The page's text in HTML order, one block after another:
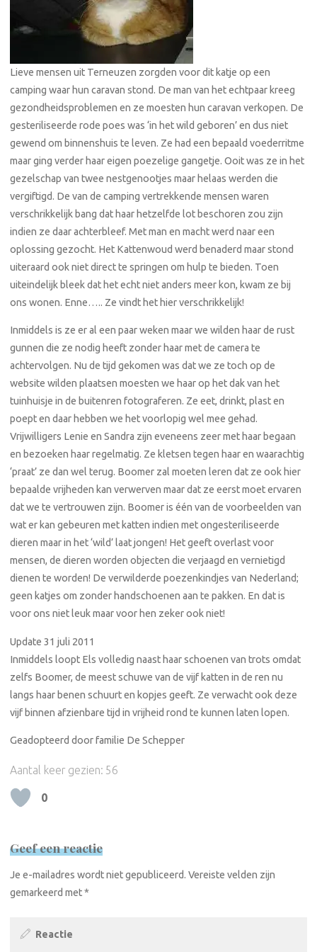
Lieve mensen uit Terneuzen zorgden voor dit katje op een
camping waar hun caravan stond. De man van het echtpaar kreeg
gezondheidsproblemen en ze moesten hun caravan verkopen. De
gesteriliseerde rode poes was ‘in het wild geboren’ en dus niet
gewend om binnenshuis te leven. Ze had een bepaald voederritme
maar ging verder haar eigen poezelige gangetje. Ooit was ze in het
gezelschap van twee nestgenootjes maar helaas werden die
vergiftigd. De van de camping vertrekkende mensen waren
verschrikkelijk bang dat haar hetzelfde lot beschoren zou zijn
indien ze daar achterbleef. Met man en macht werd naar een
oplossing gezocht. Het Kattenwoud werd benaderd maar stond
uiteraard ook niet direct te springen om hulp te bieden. Toen
uiteindelijk bleek dat het echt niet anders meer kon, kwam ze bij
ons wonen. Enne….. Ze vindt het hier verschrikkelijk!
Inmiddels is ze er al een paar weken maar we wilden haar de rust
gunnen die ze nodig heeft zonder haar met de camera te
achtervolgen. Nu de tijd gekomen was dat we ze toch op de
website wilden plaatsen moesten we haar op het dak van het
tuinhuisje in de buitenren fotograferen. Ze eet, drinkt, plast en
poept en daar hebben we het voorlopig wel mee gehad.
Vrijwilligers Lenie en Sandra zijn eveneens zeer met haar begaan
en bezoeken haar regelmatig. Ze kletsen tegen haar en waarachtig
‘praat’ ze dan wel terug. Boomer zal moeten leren dat ze ook hier
bepaalde vrijheden kan verwerven maar dat ze eerst moet ervaren
dat we te vertrouwen zijn. Boomer is één van de voorbeelden van
wat er kan gebeuren met katten indien met ongesteriliseerde
dieren maar in het ‘wild’ laat jongen! Het geeft overlast voor
mensen, de dieren worden objecten die verjaagd en vernietigd
dienen te worden! De verwilderde poezenkindjes van Nederland;
geen katjes om zonder handschoenen aan te pakken. En dat is
voor ons niet leuk maar voor hen zeker ook niet!
Update 31 juli 2011
Inmiddels loopt Els volledig naast haar schoenen van trots omdat
zelfs Boomer, de meest schuwe van de vijf katten in de ren nu
langs haar benen schuurt en kopjes geeft. Ze verwacht ook deze
vijf binnen afzienbare tijd in vrijheid rond te kunnen laten lopen.
Geadopteerd door familie De Schepper
Aantal keer gezien: 56
0
Geef een reactie
Je e-mailadres wordt niet gepubliceerd. Vereiste velden zijn
gemarkeerd met*